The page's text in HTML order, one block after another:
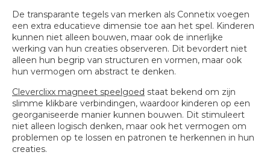
De transparante tegels van merken als Connetix voegen
een extra educatieve dimensie toe aan het spel. Kinderen
kunnen niet alleen bouwen, maar ook de innerlijke
werking van hun creaties observeren. Dit bevordert niet
alleen hun begrip van structuren en vormen, maar ook
hun vermogen om abstract te denken.
Cleverclixx magneet speelgoed staat bekend om zijn
slimme klikbare verbindingen, waardoor kinderen op een
georganiseerde manier kunnen bouwen. Dit stimuleert
niet alleen logisch denken, maar ook het vermogen om
problemen op te lossen en patronen te herkennen in hun
creaties.